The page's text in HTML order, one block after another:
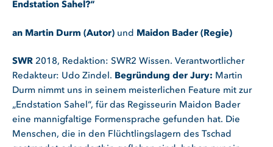
Endstation Sahel?“
an Martin Durm (Autor) und Maidon Bader (Regie)
SWR 2018, Redaktion: SWR2 Wissen. Verantwortlicher
Redakteur: Udo Zindel. Begründung der Jury: Martin
Durm nimmt uns in seinem meisterlichen Feature mit zur
„Endstation Sahel“, für das Regisseurin Maidon Bader
eine mannigfaltige Formensprache gefunden hat. Die
Menschen, die in den Flüchtlingslagern des Tschad